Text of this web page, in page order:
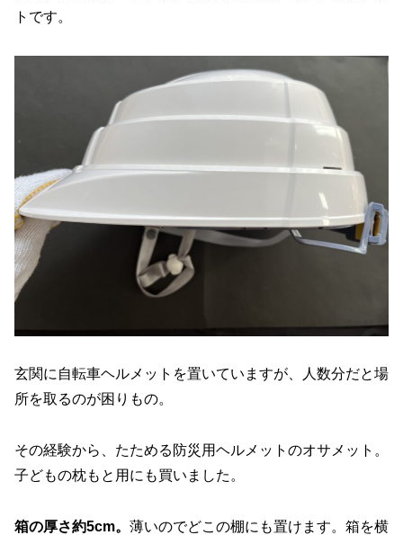
トです。
玄関に自転車ヘルメットを置いていますが、人数分だと場
所を取るのが困りもの。
その経験から、たためる防災用ヘルメットのオサメット。
子どもの枕もと用にも買いました。
箱の厚さ約5cm。 薄いのでどこの棚にも置けます。箱を横